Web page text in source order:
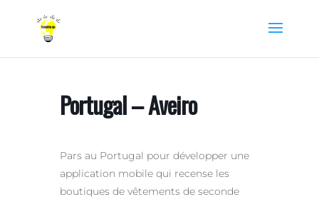
Portugal – Aveiro
Pars au Portugal pour développer une
application mobile qui recense les
boutiques de vêtements de seconde